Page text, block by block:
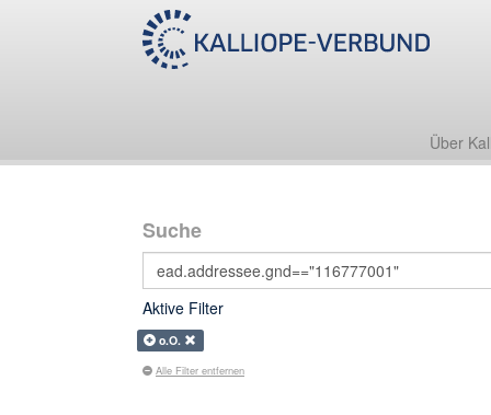
Über
Suche
Aktive Filter
o.O.
Alle Filter entfernen